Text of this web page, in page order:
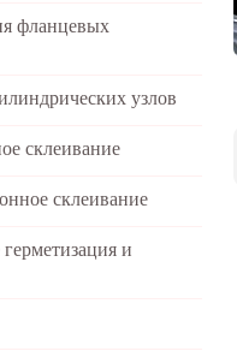
фланцевых
узлов
склеивание
склеивание
и